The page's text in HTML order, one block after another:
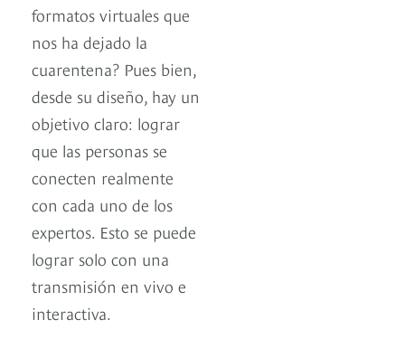
formatos virtuales que
nos ha dejado la
cuarentena? Pues bien,
desde su diseño, hay un
objetivo claro: lograr
que las personas se
conecten realmente
con cada uno de los
expertos. Esto se puede
lograr solo con una
transmisión en vivo e
interactiva.